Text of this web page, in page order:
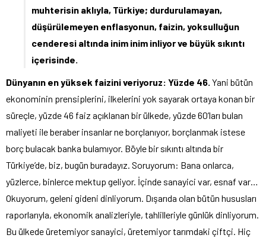
muhterisin aklıyla, Türkiye; durdurulamayan,
düşürülemeyen enflasyonun, faizin, yoksulluğun
cenderesi altında inim inim inliyor ve büyük sıkıntı
içerisinde.
Dünyanın en yüksek faizini veriyoruz: Yüzde 46. Yani bütün
ekonominin prensiplerini, ilkelerini yok sayarak ortaya konan bir
süreçle, yüzde 46 faiz açıklanan bir ülkede, yüzde 60’ları bulan
maliyeti ile beraber insanlar ne borçlanıyor, borçlanmak istese
borç bulacak banka bulamıyor. Böyle bir sıkıntı altında bir
Türkiye’de, biz, bugün buradayız. Soruyorum: Bana onlarca,
yüzlerce, binlerce mektup geliyor. İçinde sanayici var, esnaf var…
Okuyorum, geleni gideni dinliyorum. Dışarıda olan bütün hususları
raporlarıyla, ekonomik analizleriyle, tahlilleriyle günlük dinliyorum.
Bu ülkede üretemiyor sanayici, üretemiyor tarımdaki çiftçi. Hiç